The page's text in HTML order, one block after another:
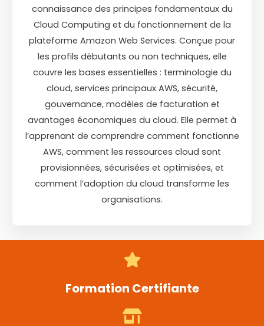
connaissance des principes fondamentaux du
Cloud Computing et du fonctionnement de la
plateforme Amazon Web Services. Conçue pour
les profils débutants ou non techniques, elle
couvre les bases essentielles : terminologie du
cloud, services principaux AWS, sécurité,
gouvernance, modèles de facturation et
avantages économiques du cloud. Elle permet à
l’apprenant de comprendre comment fonctionne
AWS, comment les ressources cloud sont
provisionnées, sécurisées et optimisées, et
comment l’adoption du cloud transforme les
organisations.
Formation Certifiante